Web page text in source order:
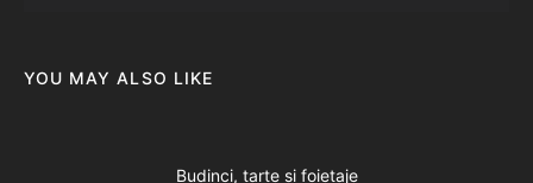
YOU MAY ALSO LIKE
Budinci, tarte si foietaje